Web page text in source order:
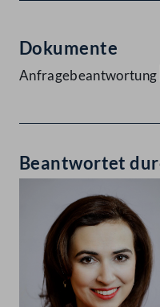
Dokumente
Anfragebeantwortung
Beantwortet